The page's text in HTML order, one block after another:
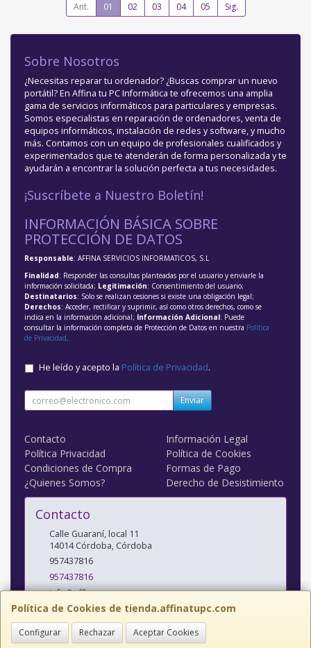
Ant. 01 02 03 04 05 Sig.
Política de Cookies de tienda.affinatupc.com
Configurar Rechazar Aceptar Cookies
Sobre Nosotros
¿Necesitas reparar tu ordenador? ¿Buscas comprar un nuevo
portátil? En Affina tu PC Informática te ofrecemos una amplia
gama de servicios informáticos para particulares y empresas.
Somos especialistas en reparación de ordenadores, venta de
equipos informáticos, instalación de redes y software, y mucho
más. Contamos con un equipo de profesionales cualificados y
experimentados que te atenderán de forma personalizada y te
ayudarán a encontrar la solución perfecta a tus necesidades.
¡Suscríbete a Nuestro Boletín!
INFORMACIÓN BÁSICA SOBRE
PROTECCIÓN DE DATOS
Responsable: AFFINA SERVICIOS INFORMATICOS, S.L
Finalidad: Responder las consultas planteadas por el usuario y enviarle la
información solicitada; Legitimación: Consentimiento del usuario;
Destinatarios: Solo se realizan cesiones si existe una obligación legal;
Derechos: Acceder, rectificar y suprimir, así como otros derechos, como se
indica en la información adicional; Información Adicional: Puede
consultar la información completa de Protección de Datos en nuestra Política
de Privacidad.
He leído y acepto la Política de Privacidad.
Enviar
Contacto
Información Legal
Política Privacidad
Política de Cookies
Condiciones de Compra
Formas de Pago
¿Quienes Somos?
Derecho de Desistimiento
Contacto
Calle Guaraní, local 11
14014 Córdoba, Córdoba
957437816
957437816
info@affinatupc.com
Horario